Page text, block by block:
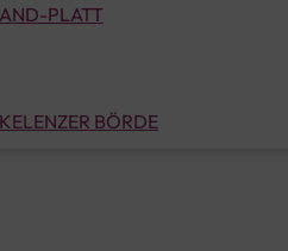
PLATT
BÖRDE